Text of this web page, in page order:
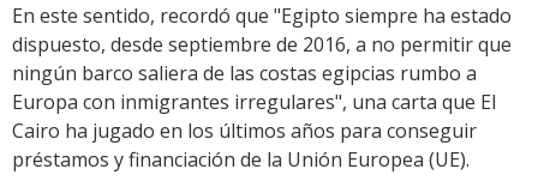
En este sentido, recordó que "Egipto siempre ha estado
dispuesto, desde septiembre de 2016, a no permitir que
ningún barco saliera de las costas egipcias rumbo a
Europa con inmigrantes irregulares", una carta que El
Cairo ha jugado en los últimos años para conseguir
préstamos y financiación de la Unión Europea (UE).